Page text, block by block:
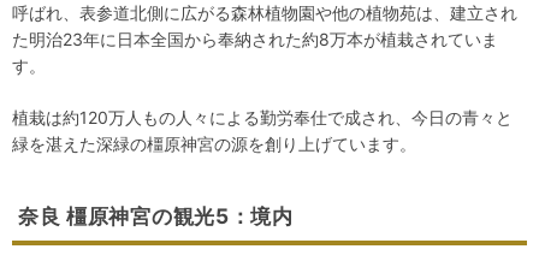
呼ばれ、表参道北側に広がる森林植物園や他の植物苑は、建立され
た明治23年に日本全国から奉納された約8万本が植栽されていま
す。
植栽は約120万人もの人々による勤労奉仕で成され、今日の青々と
緑を湛えた深緑の橿原神宮の源を創り上げています。
奈良 橿原神宮の観光5：境内